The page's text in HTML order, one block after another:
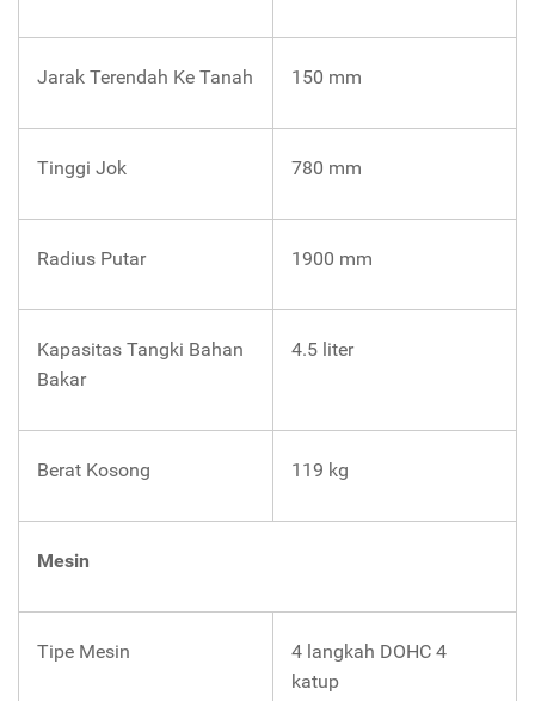
Jarak Terendah Ke Tanah 150 mm
Tinggi Jok 780 mm
Radius Putar 1900 mm
Kapasitas Tangki Bahan
Bakar
4.5 liter
Berat Kosong 119 kg
Mesin
Tipe Mesin
4 langkah DOHC 4
katup